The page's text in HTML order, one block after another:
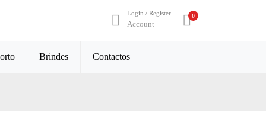
Login / Register
Account
0
Brindes Contactos